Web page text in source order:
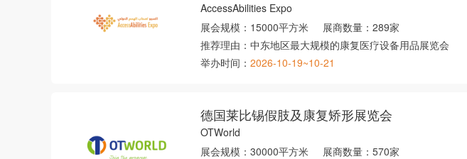
AccessAbilities Expo
展会规模： 15000平方米 展商数量： 289家
推荐理由： 中东地区最大规模的康复医疗设备用品展览会
举办时间： 2026-10-19~10-21
德国莱比锡假肢及康复矫形展览会
OTWorld
展会规模： 30000平方米 展商数量： 570家